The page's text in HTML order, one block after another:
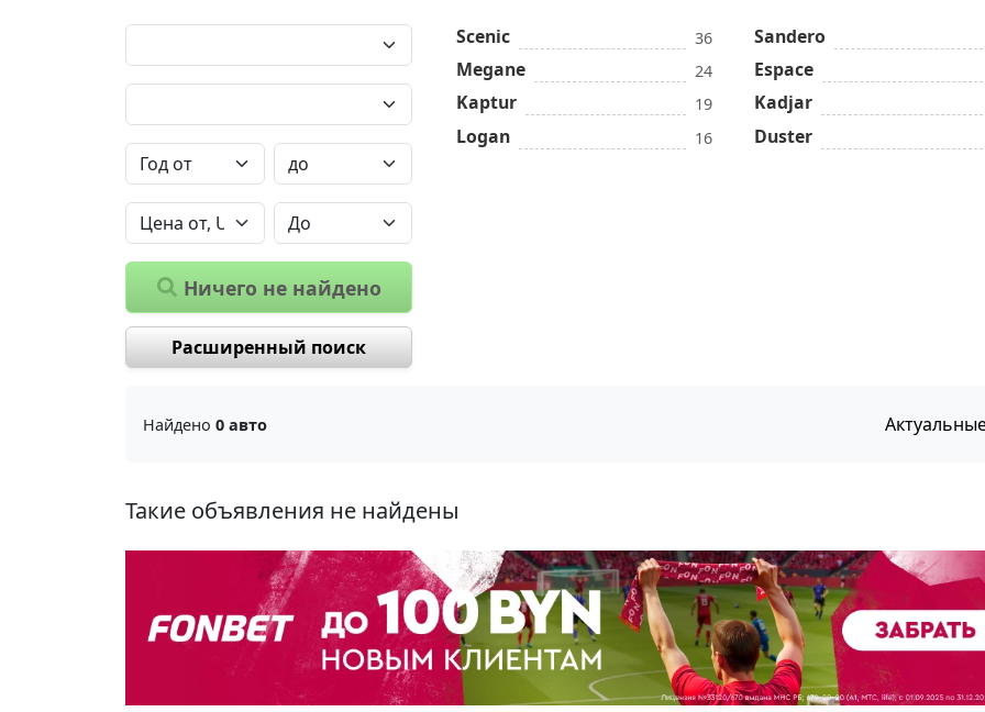
Ничего не найдено
Расширенный поиск
Scenic 36
Megane 24
Kaptur 19
Logan 16
Sandero
Espace
Kadjar
Duster
Найдено 0 авто
Такие объявления не найдены